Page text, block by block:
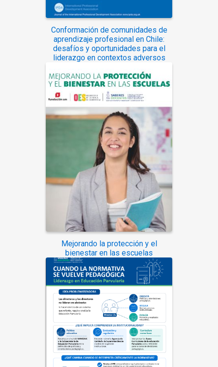
Conformación de comunidades de
aprendizaje profesional en Chile:
desafíos y oportunidades para el
liderazgo en contextos adversos
Mejorando la protección y el
bienestar en las escuelas